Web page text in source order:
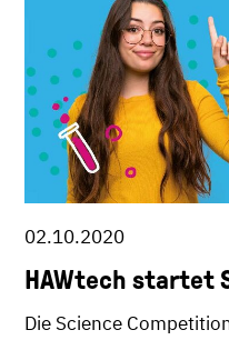
02.10.2020
HAWtech startet
Die Science